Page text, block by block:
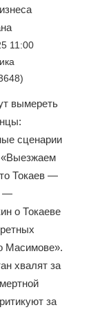
11:00
вымереть
сценарии
«Выезжаем
Токаев —
—
о Токаеве
Масимове».
хвалят за
за